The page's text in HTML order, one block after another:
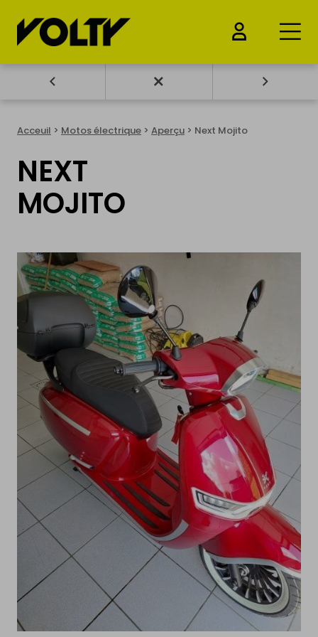
ACHETER
Voitures électrique
Motos électrique
Vélos électrique
Drones & Batteries
VENDRE
Ma voiture électrique
Ma moto électrique
Mon vélo électrique
Ma Trottinette électrique
Mon Drone & ma batterie
INFORMATION
Comment ça marche?
Acceuil > Motos électrique > Aperçu > Next Mojito
NEXT
MOJITO